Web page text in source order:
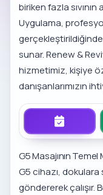
biriken fazla sıvının
Uygulama,
sunar. Renew &
hizmetimiz, kişiye
danışanlarımızın
G5 Masajının Temel
G5 cihazı,
göndererek çalışır.